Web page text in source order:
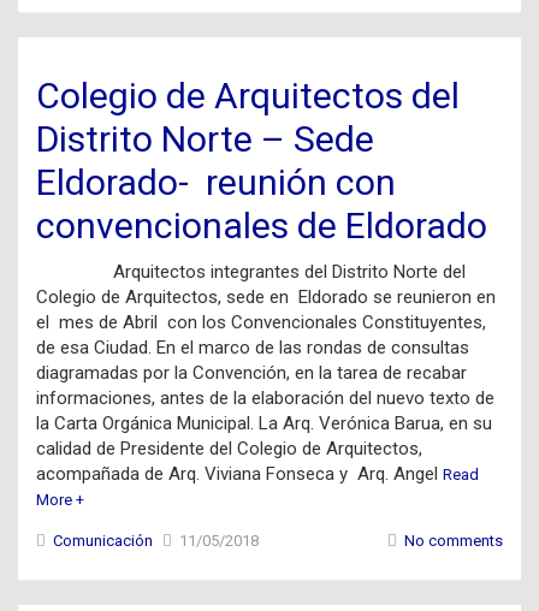
Colegio de Arquitectos del
Distrito Norte – Sede
Eldorado- reunión con
convencionales de Eldorado
Arquitectos integrantes del Distrito Norte del
Colegio de Arquitectos, sede en Eldorado se reunieron en
el mes de Abril con los Convencionales Constituyentes,
de esa Ciudad. En el marco de las rondas de consultas
diagramadas por la Convención, en la tarea de recabar
informaciones, antes de la elaboración del nuevo texto de
la Carta Orgánica Municipal. La Arq. Verónica Barua, en su
calidad de Presidente del Colegio de Arquitectos,
acompañada de Arq. Viviana Fonseca y Arq. Angel Read
More +
Comunicación 11/05/2018 No comments